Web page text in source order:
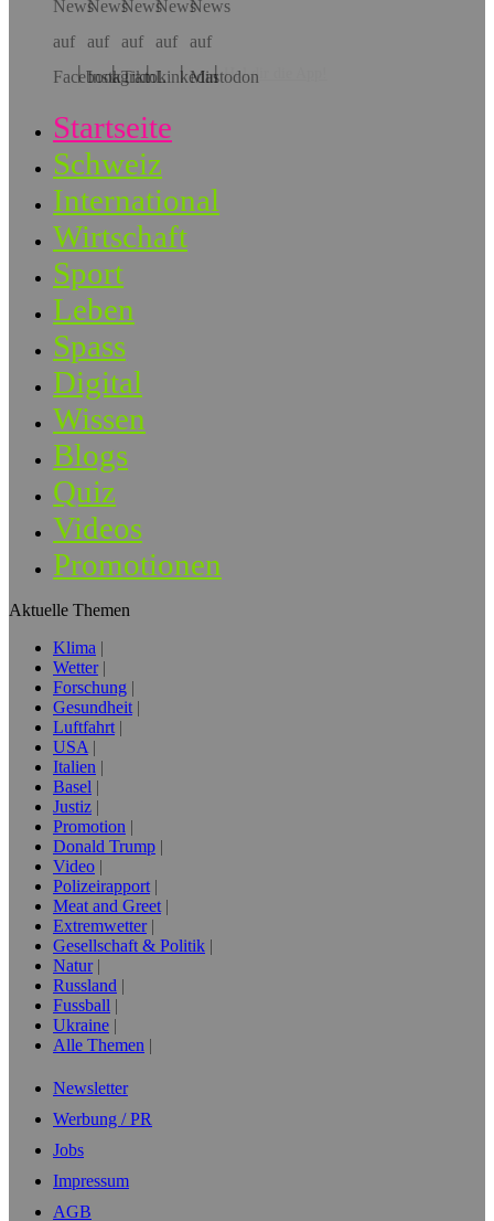
Hol dir die App!
Startseite
Schweiz
International
Wirtschaft
Sport
Leben
Spass
Digital
Wissen
Blogs
Quiz
Videos
Promotionen
Aktuelle Themen
Klima
Wetter
Forschung
Gesundheit
Luftfahrt
USA
Italien
Basel
Justiz
Promotion
Donald Trump
Video
Polizeirapport
Meat and Greet
Extremwetter
Gesellschaft & Politik
Natur
Russland
Fussball
Ukraine
Alle Themen
Newsletter
Werbung / PR
Jobs
Impressum
AGB